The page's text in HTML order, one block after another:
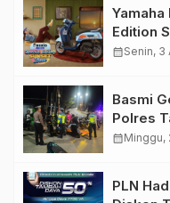
Edition
Retro
calendar_monthSenin, 3
Basmi
Polres
calendar_monthMinggu,
PLN